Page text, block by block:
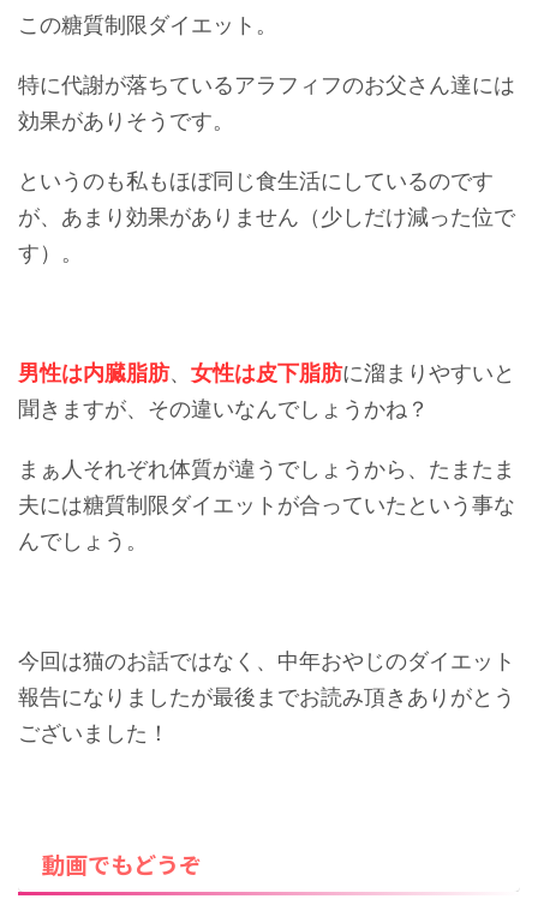
この糖質制限ダイエット。
特に代謝が落ちているアラフィフのお父さん達には
効果がありそうです。
というのも私もほぼ同じ食生活にしているのです
が、あまり効果がありません（少しだけ減った位で
す）。
男性は内臓脂肪、 女性は皮下脂肪に溜まりやすいと
聞きますが、その違いなんでしょうかね？
まぁ人それぞれ体質が違うでしょうから、たまたま
夫には糖質制限ダイエットが合っていたという事な
んでしょう。
今回は猫のお話ではなく、中年おやじのダイエット
報告になりましたが最後までお読み頂きありがとう
ございました！
動画でもどうぞ